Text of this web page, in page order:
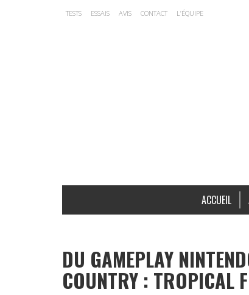
TESTS ESSAIS AVIS CONTACT L’ÉQUIPE
ACCUEIL
DU GAMEPLAY
COUNTRY : TROPICAL